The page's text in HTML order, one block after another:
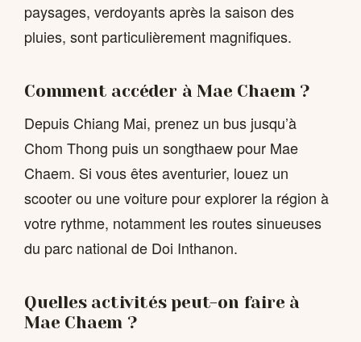
paysages, verdoyants après la saison des
pluies, sont particulièrement magnifiques.
Comment accéder à Mae Chaem ?
Depuis Chiang Mai, prenez un bus jusqu’à
Chom Thong puis un songthaew pour Mae
Chaem. Si vous êtes aventurier, louez un
scooter ou une voiture pour explorer la région à
votre rythme, notamment les routes sinueuses
du parc national de Doi Inthanon.
Quelles activités peut-on faire à
Mae Chaem ?